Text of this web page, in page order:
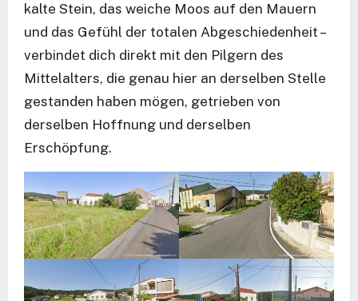
kalte Stein, das weiche Moos auf den Mauern
und das Gefühl der totalen Abgeschiedenheit –
verbindet dich direkt mit den Pilgern des
Mittelalters, die genau hier an derselben Stelle
gestanden haben mögen, getrieben von
derselben Hoffnung und derselben
Erschöpfung.